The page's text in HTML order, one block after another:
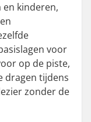
kinderen,
voor
op de piste,
dragen tijdens
zonder de